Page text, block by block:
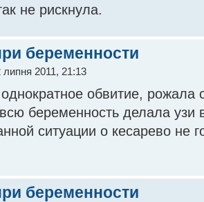
не рискнула.
беременности
липня 2011, 21:13
обвитие, рожала
беременность делала узи
ситуации о кесарево не
беременности